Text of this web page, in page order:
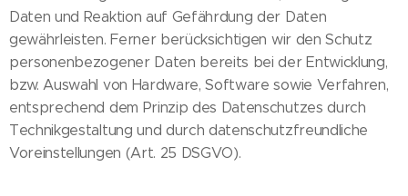
Daten und Reaktion auf Gefährdung der Daten
gewährleisten. Ferner berücksichtigen wir den Schutz
personenbezogener Daten bereits bei der Entwicklung,
bzw. Auswahl von Hardware, Software sowie Verfahren,
entsprechend dem Prinzip des Datenschutzes durch
Technikgestaltung und durch datenschutzfreundliche
Voreinstellungen (Art. 25 DSGVO).